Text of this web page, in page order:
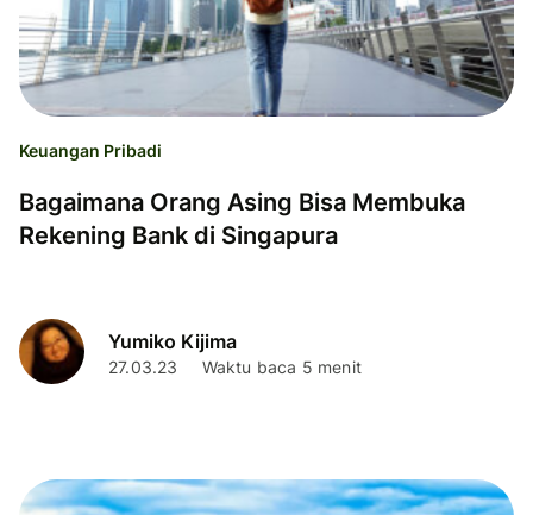
Keuangan Pribadi
Bagaimana Orang Asing Bisa Membuka
Rekening Bank di Singapura
Yumiko Kijima
27.03.23 Waktu baca 5 menit